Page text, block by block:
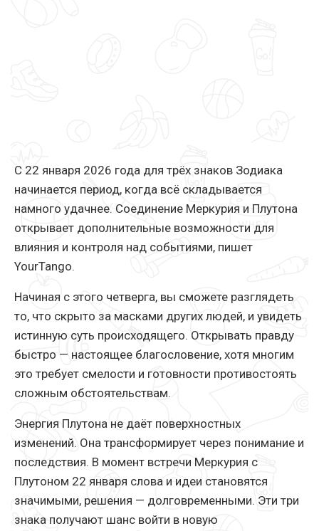
С 22 января 2026 года для трёх знаков Зодиака
начинается период, когда всё складывается
намного удачнее. Соединение Меркурия и Плутона
открывает дополнительные возможности для
влияния и контроля над событиями, пишет
YourTango.
Начиная с этого четверга, вы сможете разглядеть
то, что скрыто за масками других людей, и увидеть
истинную суть происходящего. Открывать правду
быстро — настоящее благословение, хотя многим
это требует смелости и готовности противостоять
сложным обстоятельствам.
Энергия Плутона не даёт поверхностных
изменений. Она трансформирует через понимание и
последствия. В момент встречи Меркурия с
Плутоном 22 января слова и идеи становятся
значимыми, решения — долговременными. Эти три
знака получают шанс войти в новую